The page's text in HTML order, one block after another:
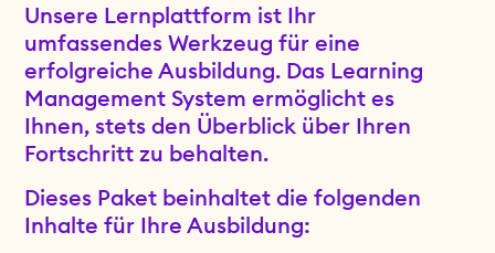
Unsere Lernplattform ist Ihr
umfassendes Werkzeug für eine
erfolgreiche Ausbildung. Das Learning
Management System ermöglicht es
Ihnen, stets den Überblick über Ihren
Fortschritt zu behalten.
Dieses Paket beinhaltet die folgenden
Inhalte für Ihre Ausbildung: